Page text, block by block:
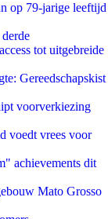
op 79-jarige leeftijd
tot uitgebreide
Gereedschapskist
voorverkiezing
voedt vrees voor
achievements dit
Mato Grosso